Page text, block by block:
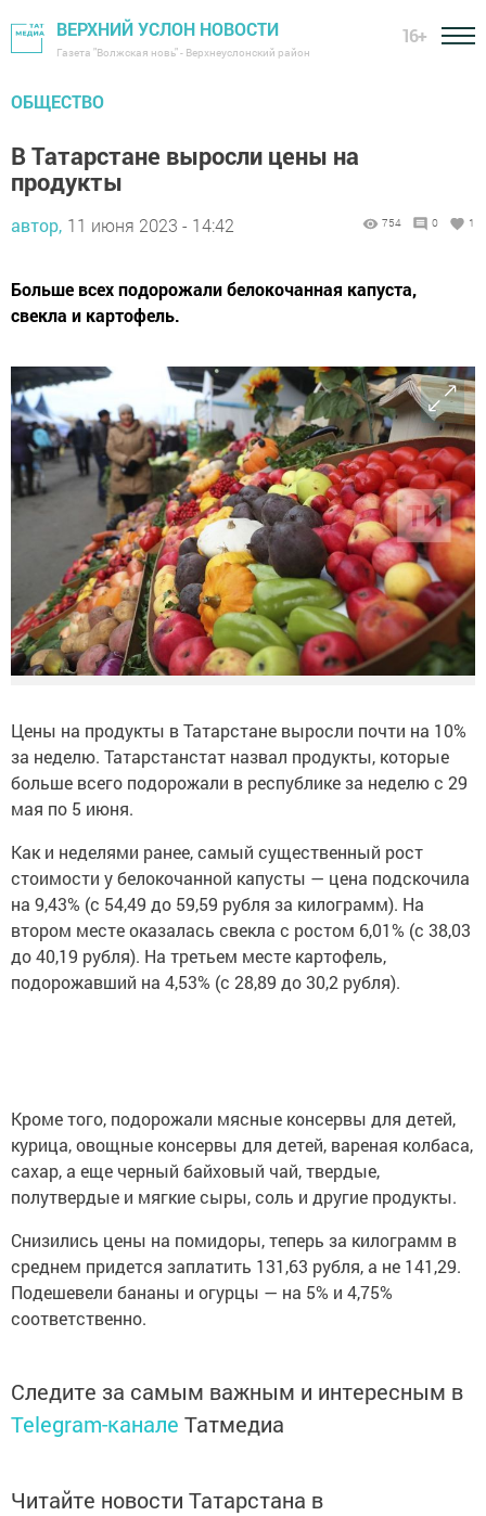
ВЕРХНИЙ УСЛОН НОВОСТИ
Газета "Волжская новь" - Верхнеуслонский район
16+
ОБЩЕСТВО
В Татарстане выросли цены на
продукты
автор, 11 июня 2023 - 14:42 754 0 1
Больше всех подорожали белокочанная капуста,
свекла и картофель.
Цены на продукты в Татарстане выросли почти на 10%
за неделю. Татарстанстат назвал продукты, которые
больше всего подорожали в республике за неделю с 29
мая по 5 июня.
Как и неделями ранее, самый существенный рост
стоимости у белокочанной капусты — цена подскочила
на 9,43% (с 54,49 до 59,59 рубля за килограмм). На
втором месте оказалась свекла с ростом 6,01% (с 38,03
до 40,19 рубля). На третьем месте картофель,
подорожавший на 4,53% (с 28,89 до 30,2 рубля).
Кроме того, подорожали мясные консервы для детей,
курица, овощные консервы для детей, вареная колбаса,
сахар, а еще черный байховый чай, твердые,
полутвердые и мягкие сыры, соль и другие продукты.
Снизились цены на помидоры, теперь за килограмм в
среднем придется заплатить 131,63 рубля, а не 141,29.
Подешевели бананы и огурцы — на 5% и 4,75%
соответственно.
Следите за самым важным и интересным в
Telegram-канале Татмедиа
Читайте новости Татарстана в